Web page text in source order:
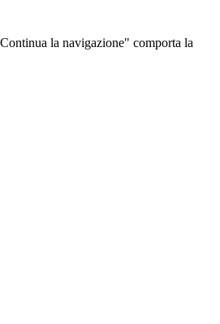
la navigazione" comporta la